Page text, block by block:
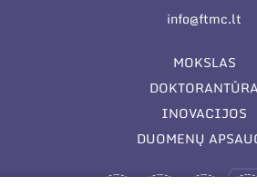
info@ftmc.lt
MOKSLAS
DOKTORANTŪRA
INOVACIJOS
DUOMENŲ